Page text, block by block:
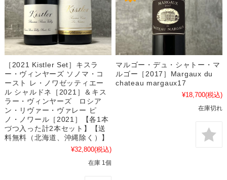
［2021 Kistler Set］キスラ
ー・ヴィンヤーズ ソノマ・コ
ースト レ・ノワゼッティエー
ル シャルドネ［2021］＆キス
ラー・ヴィンヤーズ ロシア
ン・リヴァー・ヴァレー ピ
ノ・ノワール［2021］【各1本
づつ入った計2本セット】【送
料無料（北海道、沖縄除く）】
¥32,800(税込)
在庫 1個
マルゴー・デュ・シャトー・マ
ルゴー［2017］Margaux du
chateau margaux17
¥18,700(税込)
在庫切れ